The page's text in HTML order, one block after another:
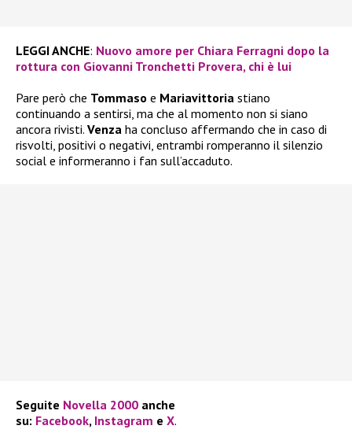
LEGGI ANCHE: Nuovo amore per Chiara Ferragni dopo la
rottura con Giovanni Tronchetti Provera, chi è lui
Pare però che Tommaso e Mariavittoria stiano
continuando a sentirsi, ma che al momento non si siano
ancora rivisti. Venza ha concluso affermando che in caso di
risvolti, positivi o negativi, entrambi romperanno il silenzio
social e informeranno i fan sull’accaduto.
Seguite Novella 2000 anche
su: Facebook, Instagram e X.